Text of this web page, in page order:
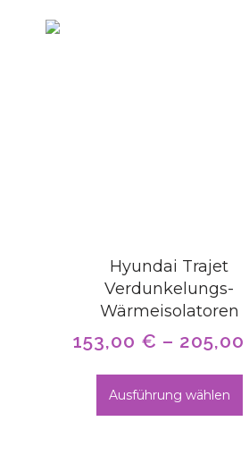
Hyundai Trajet
Verdunkelungs-
Wärmeisolatoren
153,00 € – 205,00
Ausführung wählen